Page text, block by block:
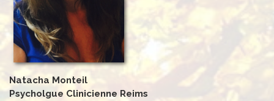
Natacha Monteil
Psycholgue Clinicienne Reims